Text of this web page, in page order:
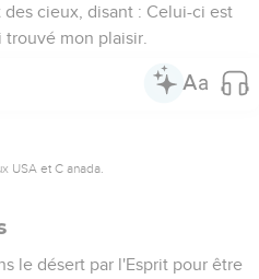
: "Tu ne tenteras pas le
sur une fort haute
ces choses, si, te
car il est écrit : "Tu
ton Dieu, et tu le serviras lui